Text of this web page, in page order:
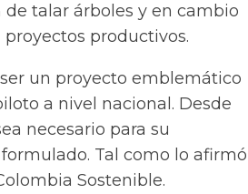
talar árboles y en cambio
productivos.
un proyecto emblemático
a nivel nacional. Desde
necesario para su
Tal como lo afirmó
Sostenible.